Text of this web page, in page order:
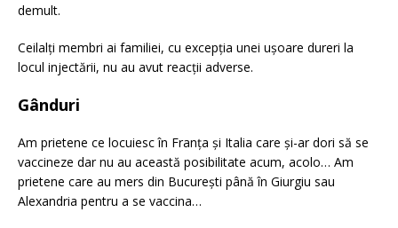
demult.
Ceilalți membri ai familiei, cu excepția unei ușoare dureri la
locul injectării, nu au avut reacții adverse.
Gânduri
Am prietene ce locuiesc în Franța și Italia care și-ar dori să se
vaccineze dar nu au această posibilitate acum, acolo… Am
prietene care au mers din București până în Giurgiu sau
Alexandria pentru a se vaccina…